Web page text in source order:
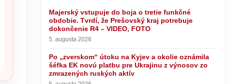
Majerský vstupuje do boja o tretie funkčné
obdobie. Tvrdí, že Prešovský kraj potrebuje
dokončenie R4 – VIDEO, FOTO
5. augusta 2026
Po „zverskom“ útoku na Kyjev a okolie oznámila
šéfka EK novú platbu pre Ukrajinu z výnosov zo
zmrazených ruských aktív